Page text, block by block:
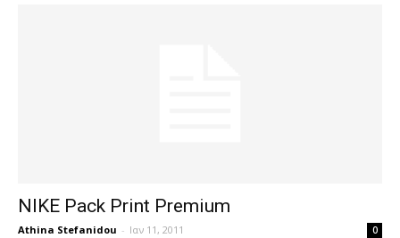
NIKE Pack Print Premium
Athina Stefanidou - Ιαν 11, 2011 0